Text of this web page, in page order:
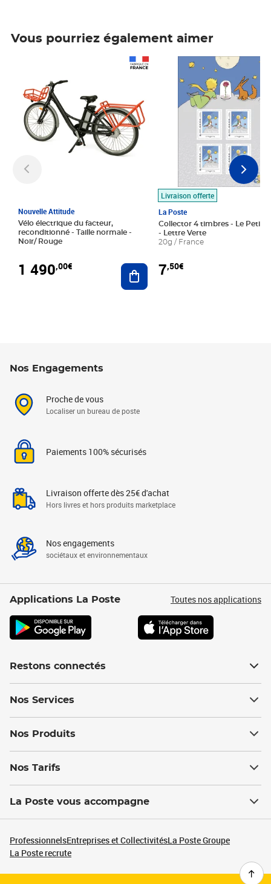
Vous pourriez également aimer
Nouvelle Attitude
Vélo électrique du facteur,
reconditionné - Taille normale -
Noir/ Rouge
1 490,00€ Ajouter au panier
Livraison offerte
La Poste
Collector 4 timbres - Le Petit
- Lettre Verte
20g / France
7,50€
Prix 7,50€
Nos Engagements
Proche de vous
Localiser un bureau de poste
Paiements 100% sécurisés
Livraison offerte dès 25€ d'achat
Hors livres et hors produits marketplace
Nos engagements
sociétaux et environnementaux
Applications La Poste Toutes nos applications
Restons connectés
Nos Services
Nos Produits
Nos Tarifs
La Poste vous accompagne
ProfessionnelsEntreprises et CollectivitésLa Poste Groupe
La Poste recrute